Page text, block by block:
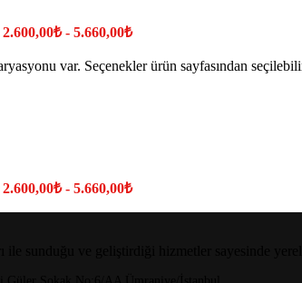
- 5.660,00₺
var. Seçenekler ürün sayfasından
- 5.660,00₺
sunduğu ve geliştirdiği hizmetler sayesinde